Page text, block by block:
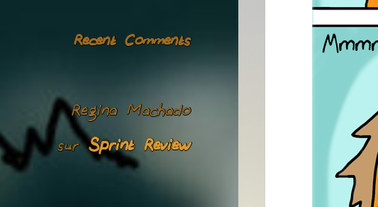
Recent Comments
Regina Machado
surSprint Review